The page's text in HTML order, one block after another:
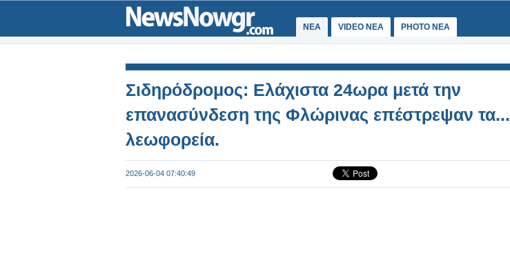
ΝΕΑ VIDEO NEA PHOTO NEA
Σιδηρόδρομος: Ελάχιστα 24ωρα μετά την
επανασύνδεση της Φλώρινας επέστρεψαν τα...
λεωφορεία.
2026-06-04 07:40:49